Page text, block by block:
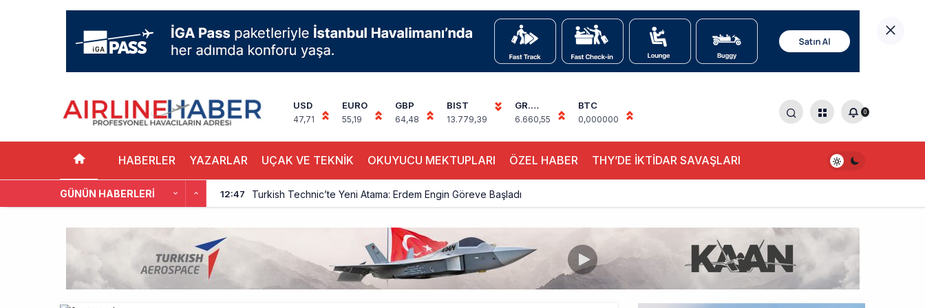
USD
47,71
EURO
55,19
GBP
64,48
BIST
13.779,39
GR.
ALTIN
6.660,55
BTC
0,000000
0
HABERLER YAZARLAR UÇAK VE TEKNİK OKUYUCU MEKTUPLARI ÖZEL HABER THY’DE İKTİDAR SAVAŞLARI
GÜNÜN HABERLERI 12:47 Turkish Technic’te Yeni Atama: Erdem Engin Göreve Başladı
İstanbul Havalimanı Avrupa’nın En Yoğunu Oldu, Dünyada 7’nciliğe Yükseldi
THY’nin Washington Uçağı Bulgaristan Üzerinden Geri Döndü